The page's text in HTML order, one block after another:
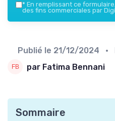
* En remplissant ce
des fins commerciales par
Publié le 21/12/2024 •
par Fatima Bennani
Sommaire